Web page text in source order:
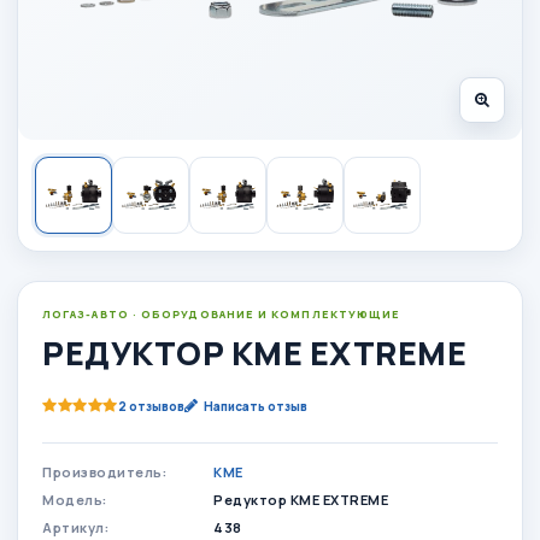
ЛОГАЗ-АВТО · ОБОРУДОВАНИЕ И КОМПЛЕКТУЮЩИЕ
РЕДУКТОР KME EXTREME
2 отзывов Написать отзыв
Производитель:
KME
Модель:
Редуктор KME EXTREME
Артикул:
438